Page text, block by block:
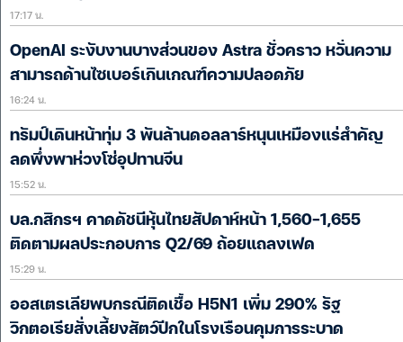
17:17 น.
OpenAI ระงับงานบางส่วนของ Astra ชั่วคราว หวั่นความ
สามารถด้านไซเบอร์เกินเกณฑ์ความปลอดภัย
16:24 น.
ทรัมป์เดินหน้าทุ่ม 3 พันล้านดอลลาร์หนุนเหมืองแร่สำคัญ
ลดพึ่งพาห่วงโซ่อุปทานจีน
15:52 น.
บล.กสิกรฯ คาดดัชนีหุ้นไทยสัปดาห์หน้า 1,560-1,655
ติดตามผลประกอบการ Q2/69 ถ้อยแถลงเฟด
15:29 น.
ออสเตรเลียพบกรณีติดเชื้อ H5N1 เพิ่ม 290% รัฐ
วิกตอเรียสั่งเลี้ยงสัตว์ปีกในโรงเรือนคุมการระบาด